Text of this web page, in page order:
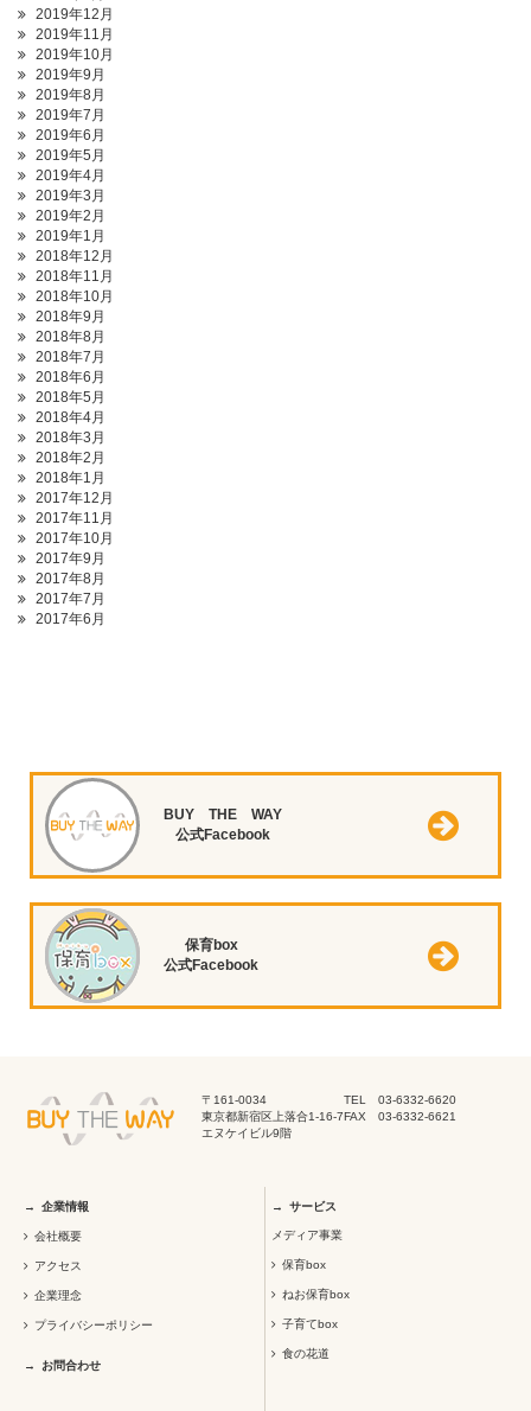
2019年12月
2019年11月
2019年10月
2019年9月
2019年8月
2019年7月
2019年6月
2019年5月
2019年4月
2019年3月
2019年2月
2019年1月
2018年12月
2018年11月
2018年10月
2018年9月
2018年8月
2018年7月
2018年6月
2018年5月
2018年4月
2018年3月
2018年2月
2018年1月
2017年12月
2017年11月
2017年10月
2017年9月
2017年8月
2017年7月
2017年6月
BUY THE WAY
公式Facebook
保育box
公式Facebook
〒161-0034
東京都新宿区上落合1-16-7
エヌケイビル9階
TEL 03-6332-6620
FAX 03-6332-6621
企業情報
会社概要
アクセス
企業理念
プライバシーポリシー
お問合わせ
サービス
メディア事業
保育box
ねお保育box
子育てbox
食の花道